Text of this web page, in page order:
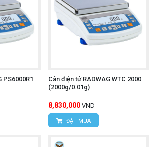
PS6000R1
Cân điện tử RADWAG WTC 2000
(2000g/0.01g)
8,830,000 VND
ĐẶT MUA